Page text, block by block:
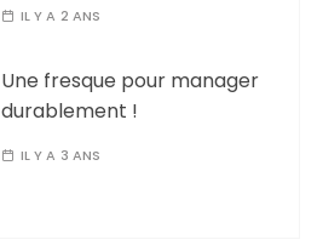
IL Y A 2 ANS
Une fresque pour manager
durablement !
IL Y A 3 ANS